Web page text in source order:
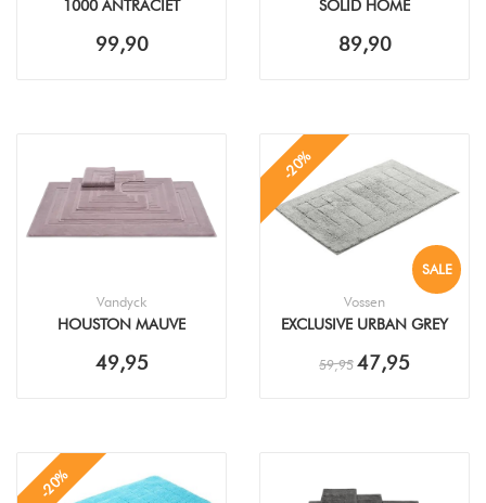
1000 ANTRACIET
99,90
SOLID HOME
89,90
Vandyck
HOUSTON MAUVE
49,95
SALE
-20%
Vossen
EXCLUSIVE URBAN GREY
59,95 47,95
-20%